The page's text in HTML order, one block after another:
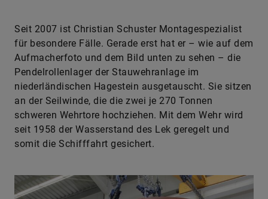
Seit 2007 ist Christian Schuster Montagespezialist
für besondere Fälle. Gerade erst hat er – wie auf dem
Aufmacherfoto und dem Bild unten zu sehen – die
Pendelrollenlager der Stauwehranlage im
niederländischen Hagestein ausgetauscht. Sie sitzen
an der Seilwinde, die die zwei je 270 Tonnen
schweren Wehrtore hochziehen. Mit dem Wehr wird
seit 1958 der Wasserstand des Lek geregelt und
somit die Schifffahrt gesichert.